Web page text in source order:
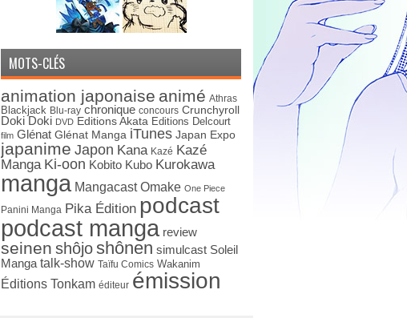
MOTS-CLÉS
animation japonaise animé Athras
Blackjack Blu-ray chronique concours Crunchyroll
Doki Doki DVD Editions Akata Editions Delcourt
film Glénat Glénat Manga iTunes Japan Expo
japanime Japon Kana Kazé Kazé
Manga Ki-oon Kobito Kubo Kurokawa
manga Mangacast Omake One Piece
Panini Manga Pika Édition podcast
podcast manga review
seinen shôjoshônen simulcast Soleil
Manga talk-show Taïfu Comics Wakanim
Éditions Tonkam éditeur émission